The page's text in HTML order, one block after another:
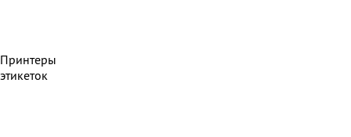
Принтеры
этикеток